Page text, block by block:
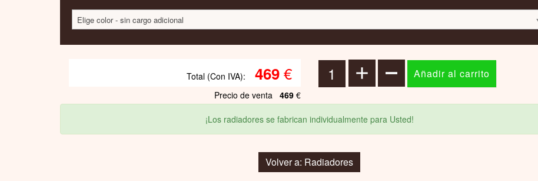
Elige color - sin cargo adicional
Total (Con IVA): 469€
Precio de venta 469€
¡Los radiadores se fabrican individualmente para Usted!
Volver a: Radiadores